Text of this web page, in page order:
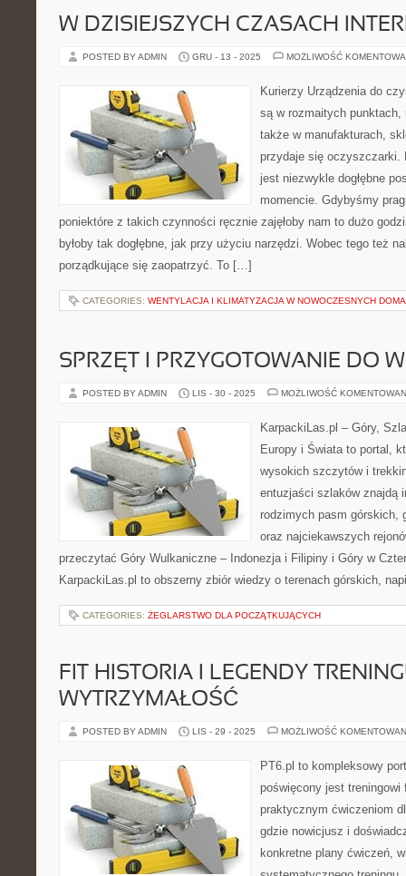
W DZISIEJSZYCH CZASACH
POSTED BY ADMIN GRU - 13 - 2025 MOŻLIWOŚĆ
Kurierzy Urządzenia do
są w rozmaitych
także w manufakturach,
przydaje się oczyszczarki.
jest niezwykle dogłębne
momencie. Gdybyśmy
poniektóre z takich czynności ręcznie zajęłoby nam to dużo
byłoby tak dogłębne, jak przy użyciu narzędzi. Wobec tego też
porządkujące się zaopatrzyć. To […]
CATEGORIES: WENTYLACJA I KLIMATYZACJA W NOWOCZESNYCH
SPRZĘT I PRZYGOTOWANIE DO
POSTED BY ADMIN LIS - 30 - 2025 MOŻLIWOŚĆ
KarpackiLas.pl – Góry,
Europy i Świata to portal,
wysokich szczytów i
entuzjaści szlaków znajdą
rodzimych pasm górskich,
oraz najciekawszych
przeczytać Góry Wulkaniczne – Indonezja i Filipiny i Góry w
KarpackiLas.pl to obszerny zbiór wiedzy o terenach górskich,
CATEGORIES: ŻEGLARSTWO DLA POCZĄTKUJĄCYCH
FIT HISTORIA I LEGENDY
WYTRZYMAŁOŚĆ
POSTED BY ADMIN LIS - 29 - 2025 MOŻLIWOŚĆ
PT6.pl to kompleksowy
poświęcony jest treningowi
praktycznym ćwiczeniom
gdzie nowicjusz i
konkretne plany ćwiczeń,